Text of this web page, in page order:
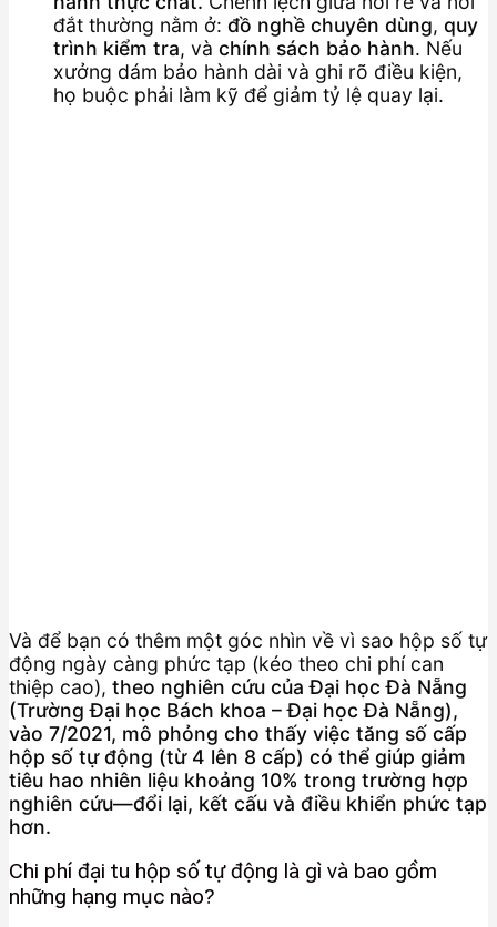
đắt thường nằm ở: đồ nghề chuyên dùng, quy
trình kiểm tra, và chính sách bảo hành. Nếu
xưởng dám bảo hành dài và ghi rõ điều kiện,
họ buộc phải làm kỹ để giảm tỷ lệ quay lại.
Và để bạn có thêm một góc nhìn về vì sao hộp số tự
động ngày càng phức tạp (kéo theo chi phí can
thiệp cao), theo nghiên cứu của Đại học Đà Nẵng
(Trường Đại học Bách khoa – Đại học Đà Nẵng),
vào 7/2021, mô phỏng cho thấy việc tăng số cấp
hộp số tự động (từ 4 lên 8 cấp) có thể giúp giảm
tiêu hao nhiên liệu khoảng 10% trong trường hợp
nghiên cứu—đổi lại, kết cấu và điều khiển phức tạp
hơn.
Chi phí đại tu hộp số tự động là gì và bao gồm
những hạng mục nào?